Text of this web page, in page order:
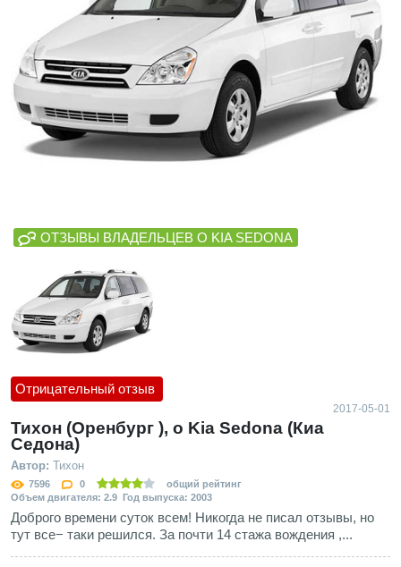
ОТЗЫВЫ ВЛАДЕЛЬЦЕВ О KIA SEDONA
Отрицательный отзыв
2017-05-01
Тихон (Оренбург ), о Kia Sedona (Киа
Седона)
Автор: Тихон
7596 0
общий рейтинг
Объем двигателя: 2.9 Год выпуска: 2003
Доброго времени суток всем! Никогда не писал отзывы, но
тут все− таки решился. За почти 14 стажа вождения ,...